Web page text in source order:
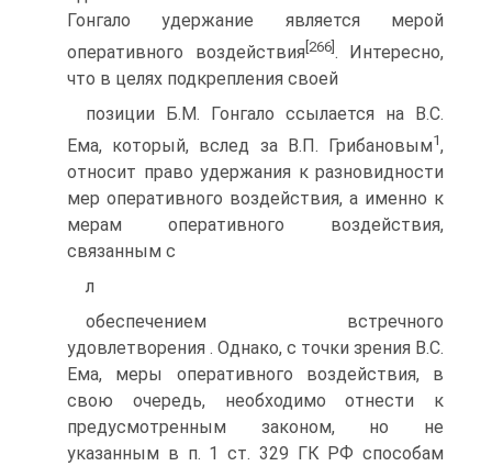
Гонгало удержание является мерой
оперативного воздействия [266]. Интересно,
что в целях подкрепления своей
позиции Б.М. Гонгало ссылается на В.С.
Ема, который, вслед за В.П. Грибановым1,
относит право удержания к разновидности
мер оперативного воздействия, а именно к
мерам оперативного воздействия,
связанным с
л
обеспечением встречного
удовлетворения . Однако, с точки зрения В.С.
Ема, меры оперативного воздействия, в
свою очередь, необходимо отнести к
предусмотренным законом, но не
указанным в п. 1 ст. 329 ГК РФ способам